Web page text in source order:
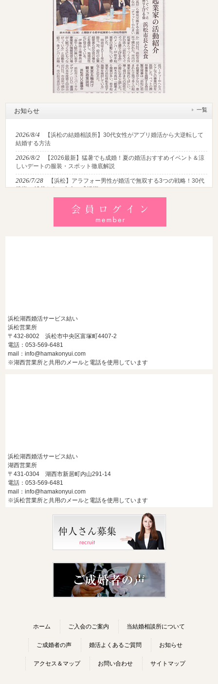
お知らせ 一覧
2026/8/4
【浜松の結婚相談所】30代女性がアプリ婚活から大逆転して
結婚する方法
2026/8/2
【2026最新】猛暑でも成婚！夏の婚活おすすめイベント＆涼
しいデートの服装・スポット徹底解説
2026/7/28
【浜松】アラフォー男性が婚活で無双する3つの戦略！30代
後半・40代からの大人の成婚術
【浜松】30代・40代男性で「モテない男」の共通点とは？
地元の婚活女子が避けるNGな特徴3選
【共感必至】浜松の婚活あるある7選！20代・30代・40代の
浜松湖西婚活サービス結い
浜松営業所
〒432-8002 浜松市中央区富塚町4407-2
電話：053-569-6481
mail：info@hamakonyui.com
※湖西営業所と共用のメールと電話を使用しています
浜松湖西婚活サービス結い
湖西営業所
〒431-0304 湖西市新居町内山291-14
電話：053-569-6481
mail：info@hamakonyui.com
※浜松営業所と共用のメールと電話を使用しています
ホーム ご入会のご案内 当結婚相談所について
ご成婚者の声 婚活よくあるご質問 お知らせ
アクセス＆マップ お問い合わせ サイトマップ